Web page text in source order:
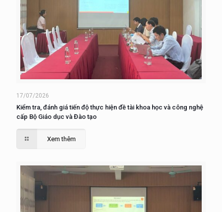
17/07/2026
Kiểm tra, đánh giá tiến độ thực hiện đề tài khoa học và công nghệ
cấp Bộ Giáo dục và Đào tạo
Xem thêm